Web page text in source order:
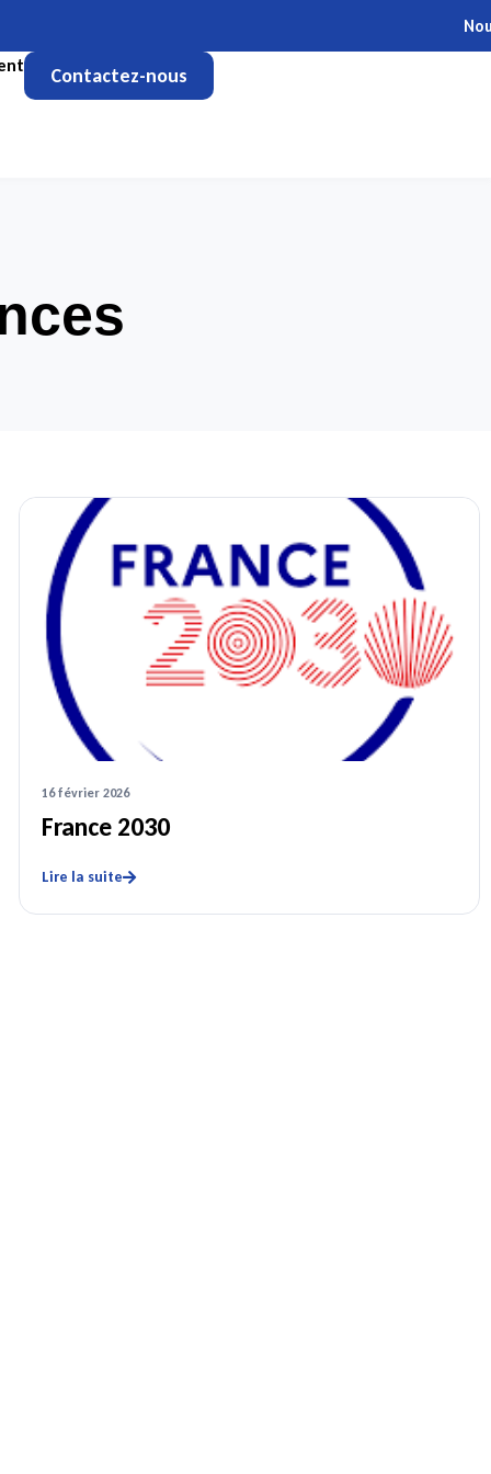
Contactez-nous
16 février 2026
France 2030
Lire la suite